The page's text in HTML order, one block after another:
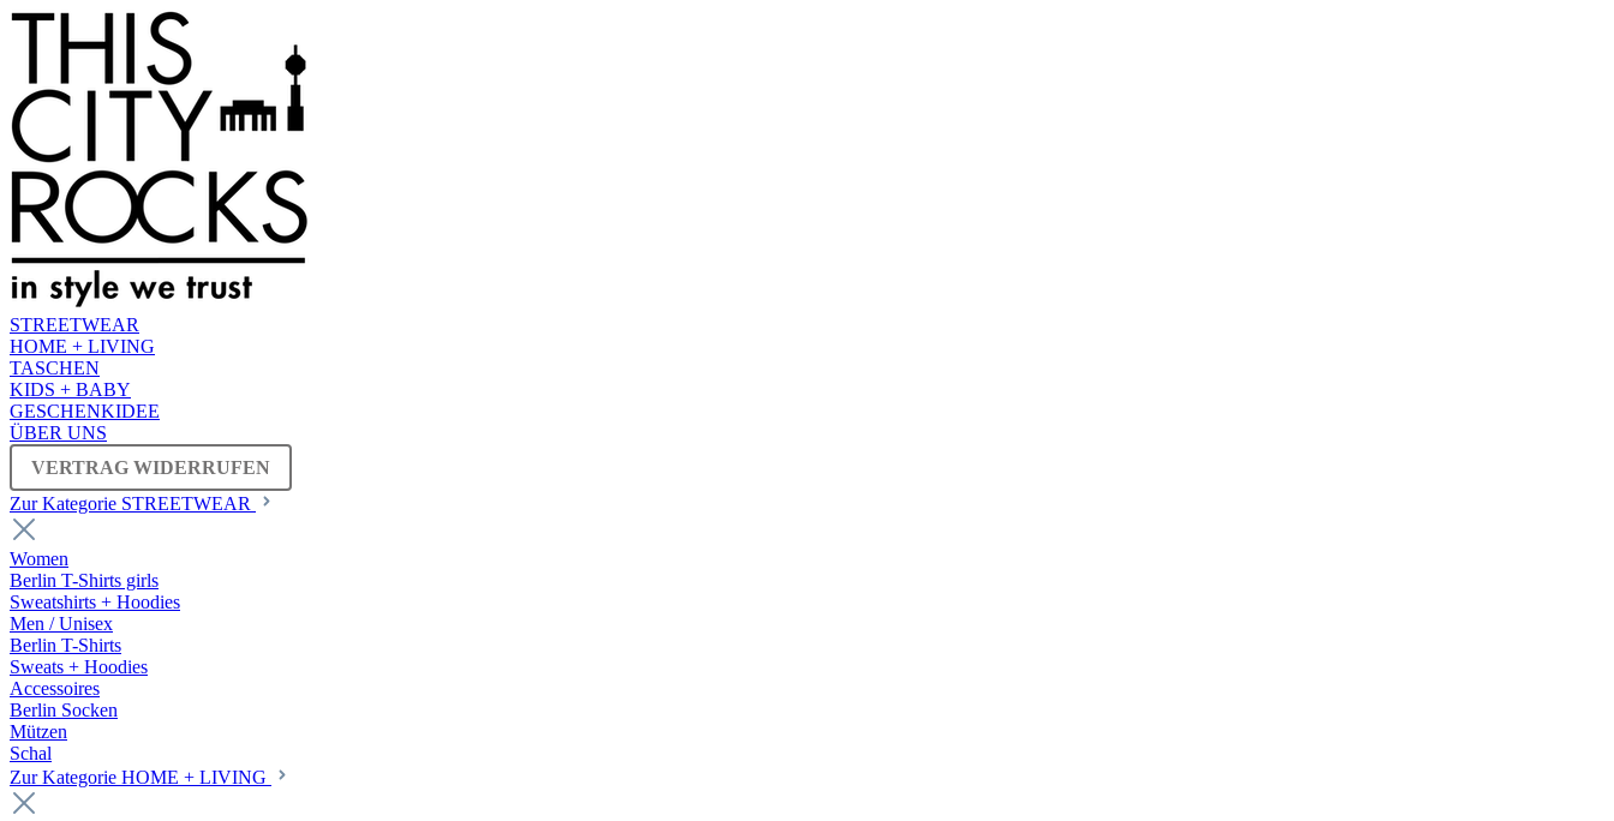
STREETWEAR
HOME + LIVING
TASCHEN
KIDS + BABY
GESCHENKIDEE
ÜBER UNS
VERTRAG WIDERRUFEN
Zur Kategorie STREETWEAR
Women
Berlin T-Shirts girls
Sweatshirts + Hoodies
Men / Unisex
Berlin T-Shirts
Sweats + Hoodies
Accessoires
Berlin Socken
Mützen
Schal
Zur Kategorie HOME + LIVING